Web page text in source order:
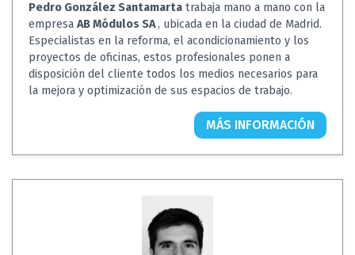
Pedro González Santamarta trabaja mano a mano con la
empresa AB Módulos SA, ubicada en la ciudad de Madrid.
Especialistas en la reforma, el acondicionamiento y los
proyectos de oficinas, estos profesionales ponen a
disposición del cliente todos los medios necesarios para
la mejora y optimización de sus espacios de trabajo.
MÁS INFORMACIÓN